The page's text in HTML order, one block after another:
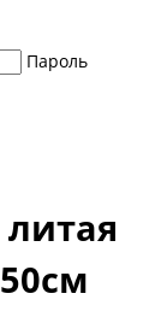
Пароль
литая